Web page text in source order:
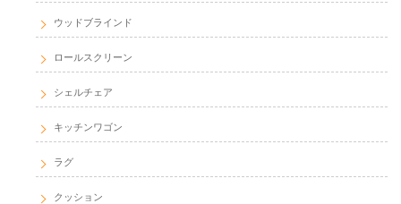
ウッドブラインド
ロールスクリーン
シェルチェア
キッチンワゴン
ラグ
クッション